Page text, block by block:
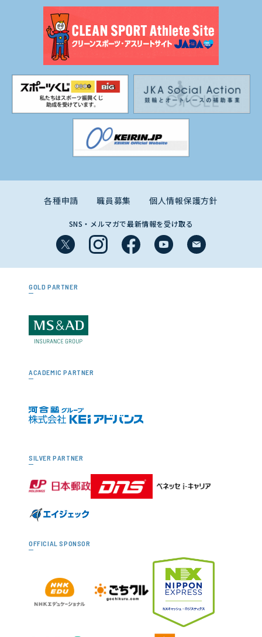
各種申請 職員募集 個人情報保護方針
SNS・メルマガで最新情報を受け取る
GOLD PARTNER
ACADEMIC PARTNER
SILVER PARTNER
OFFICIAL SPONSOR